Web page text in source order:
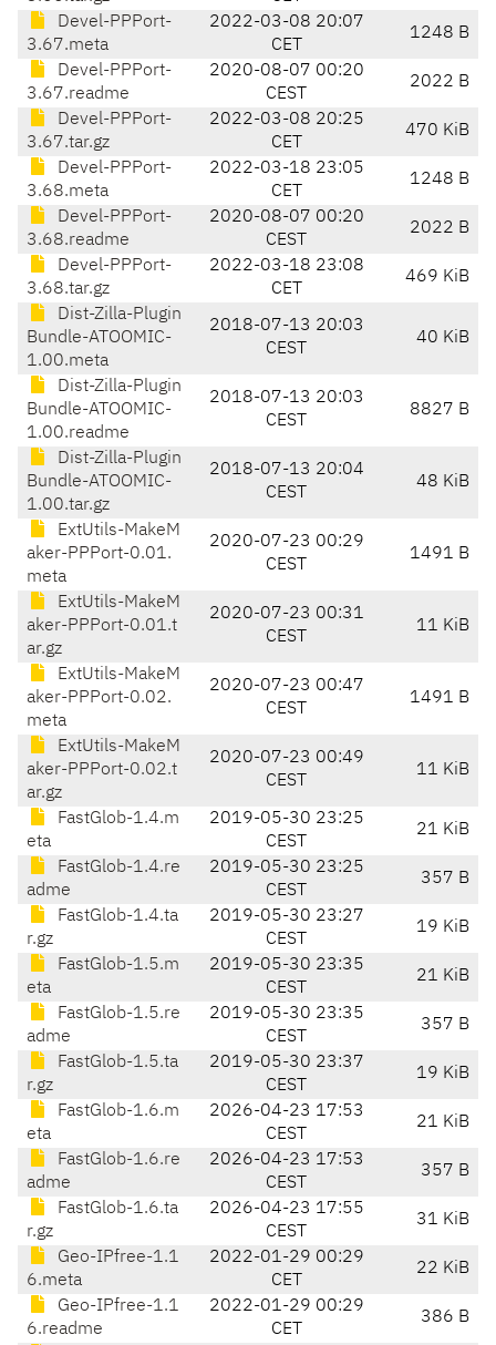
Devel-PPPort-
3.67.meta
2022-03-08 20:07
CET
1248 B
Devel-PPPort-
3.67.readme
2020-08-07 00:20
CEST
2022 B
Devel-PPPort-
3.67.tar.gz
2022-03-08 20:25
CET
470 KiB
Devel-PPPort-
3.68.meta
2022-03-18 23:05
CET
1248 B
Devel-PPPort-
3.68.readme
2020-08-07 00:20
CEST
2022 B
Devel-PPPort-
3.68.tar.gz
2022-03-18 23:08
CET
469 KiB
Dist-Zilla-Plugin
Bundle-ATOOMIC-
1.00.meta
2018-07-13 20:03
CEST
40 KiB
Dist-Zilla-Plugin
Bundle-ATOOMIC-
1.00.readme
2018-07-13 20:03
CEST
8827 B
Dist-Zilla-Plugin
Bundle-ATOOMIC-
1.00.tar.gz
2018-07-13 20:04
CEST
48 KiB
ExtUtils-MakeM
aker-PPPort-0.01.
meta
2020-07-23 00:29
CEST
1491 B
ExtUtils-MakeM
aker-PPPort-0.01.t
ar.gz
2020-07-23 00:31
CEST
11 KiB
ExtUtils-MakeM
aker-PPPort-0.02.
meta
2020-07-23 00:47
CEST
1491 B
ExtUtils-MakeM
aker-PPPort-0.02.t
ar.gz
2020-07-23 00:49
CEST
11 KiB
FastGlob-1.4.m
eta
2019-05-30 23:25
CEST
21 KiB
FastGlob-1.4.re
adme
2019-05-30 23:25
CEST
357 B
FastGlob-1.4.ta
r.gz
2019-05-30 23:27
CEST
19 KiB
FastGlob-1.5.m
eta
2019-05-30 23:35
CEST
21 KiB
FastGlob-1.5.re
adme
2019-05-30 23:35
CEST
357 B
FastGlob-1.5.ta
r.gz
2019-05-30 23:37
CEST
19 KiB
FastGlob-1.6.m
eta
2026-04-23 17:53
CEST
21 KiB
FastGlob-1.6.re
adme
2026-04-23 17:53
CEST
357 B
FastGlob-1.6.ta
r.gz
2026-04-23 17:55
CEST
31 KiB
Geo-IPfree-1.1
6.meta
2022-01-29 00:29
CET
22 KiB
Geo-IPfree-1.1
6.readme
2022-01-29 00:29
CET
386 B